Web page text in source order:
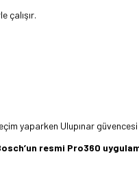
çalışır.
yaparken Ulupınar
resmi Pro360